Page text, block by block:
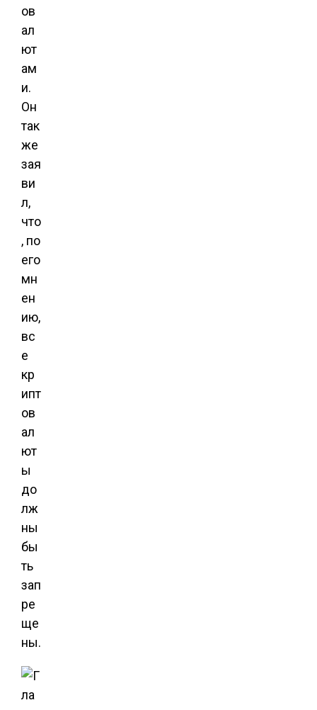
ов
ал
ют
ам
и.
Он
так
же
зая
ви
л,
что
, по
его
мн
ен
ию,
вс
е
кр
ипт
ов
ал
ют
ы
до
лж
ны
бы
ть
зап
ре
ще
ны.